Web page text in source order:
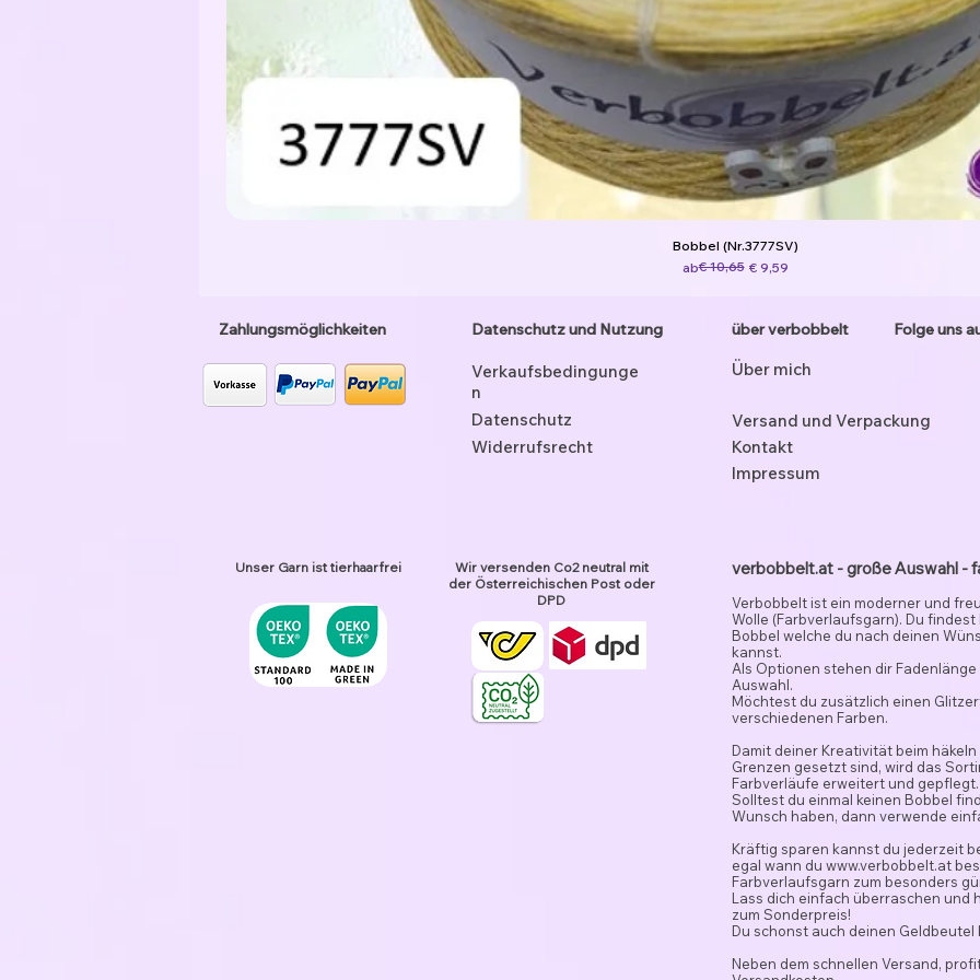
Bobbel (Nr.3777SV)
ab
Standardpreis
€ 10,65 € 9,59
Sale-Preis
Zahlungsmöglichkeiten Datenschutz und Nutzung
Verkaufsbedingunge
n
Datenschutz
Widerrufsrecht
Unser Garn ist tierhaarfrei
Wir versenden Co2 neutral mit
der Österreichischen Post oder
DPD
über verbobbelt
Über mich
Folge uns
Versand und Verpackung
Kontakt
Impressum
verbobbelt.at - große Auswahl -
Verbobbelt ist ein moderner und
Wolle (Farbverlaufsgarn). Du
Bobbel welche du nach deinen
kannst.
Als Optionen stehen dir
Auswahl.
Möchtest du zusätzlich einen
verschiedenen Farben.
Damit deiner Kreativität beim
Grenzen gesetzt sind, wird das
Farbverläufe erweitert und gepflegt.
Solltest du einmal keinen Bobbel
Wunsch haben, dann verwende
Kräftig sparen kannst du jederzeit
egal wann du www.verbobbelt.at
Farbverlaufsgarn zum besonders
Lass dich einfach überraschen und
zum Sonderpreis!
Du schonst auch deinen
Neben dem schnellen Versand,